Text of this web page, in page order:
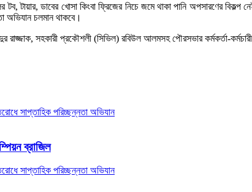
টায়ার, ডাবের খোসা কিংবা ফ্রিজের নিচে জমে থাকা পানি অপসারণের বিকল্প
অভিযান চলমান থাকবে।
রাজ্জাক, সহকারী প্রকৌশলী (সিভিল) রবিউল আলমসহ পৌরসভার কর্মকর্তা-
ব্রাজিল